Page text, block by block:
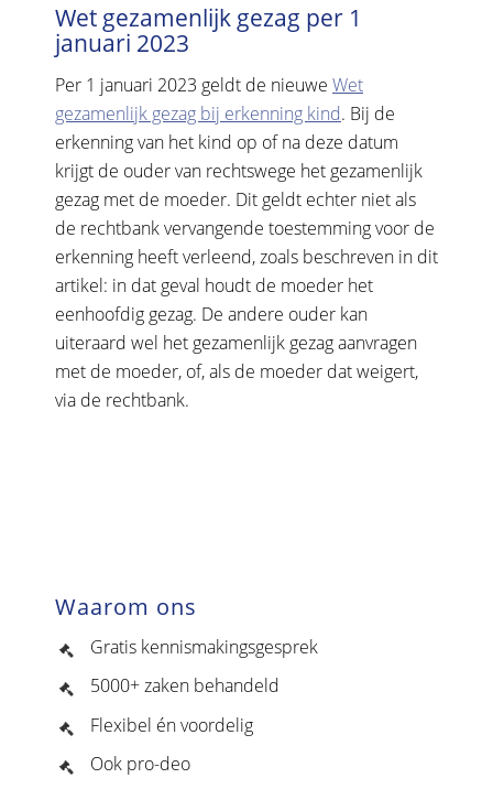
Wet gezamenlijk gezag per 1
januari 2023
Per 1 januari 2023 geldt de nieuwe Wet
gezamenlijk gezag bij erkenning kind. Bij de
erkenning van het kind op of na deze datum
krijgt de ouder van rechtswege het gezamenlijk
gezag met de moeder. Dit geldt echter niet als
de rechtbank vervangende toestemming voor de
erkenning heeft verleend, zoals beschreven in dit
artikel: in dat geval houdt de moeder het
eenhoofdig gezag. De andere ouder kan
uiteraard wel het gezamenlijk gezag aanvragen
met de moeder, of, als de moeder dat weigert,
via de rechtbank.
Waarom ons
Gratis kennismakingsgesprek
5000+ zaken behandeld
Flexibel én voordelig
Ook pro-deo